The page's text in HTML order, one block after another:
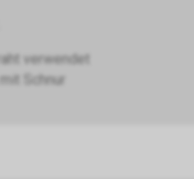
verwendet
Schnur